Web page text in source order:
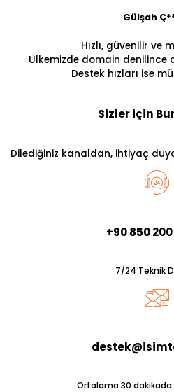
Gülşah
Hızlı, güvenilir ve
Ülkemizde domain denilince
Destek hızları ise
Sizler için
Dilediğiniz kanaldan, ihtiyaç
+90 850
7/24 Teknik
Ortalama 30